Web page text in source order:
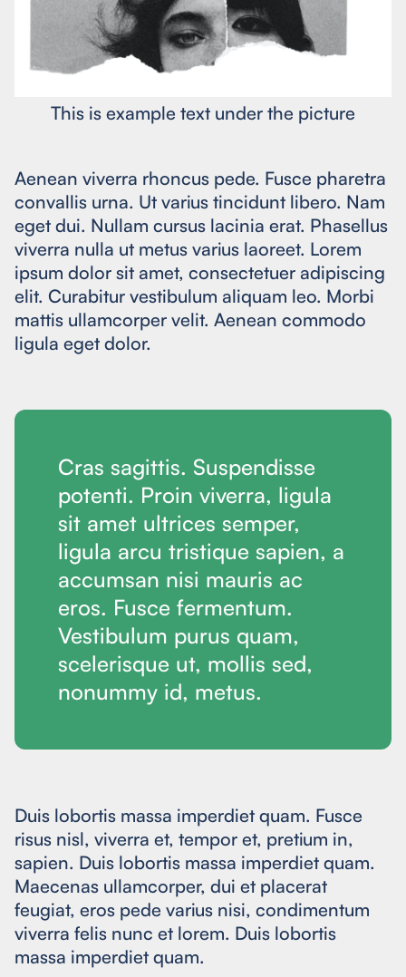
This is example text under the picture
Aenean viverra rhoncus pede. Fusce pharetra
convallis urna. Ut varius tincidunt libero. Nam
eget dui. Nullam cursus lacinia erat. Phasellus
viverra nulla ut metus varius laoreet. Lorem
ipsum dolor sit amet, consectetuer adipiscing
elit. Curabitur vestibulum aliquam leo. Morbi
mattis ullamcorper velit. Aenean commodo
ligula eget dolor.
Cras sagittis. Suspendisse
potenti. Proin viverra, ligula
sit amet ultrices semper,
ligula arcu tristique sapien, a
accumsan nisi mauris ac
eros. Fusce fermentum.
Vestibulum purus quam,
scelerisque ut, mollis sed,
nonummy id, metus.
Duis lobortis massa imperdiet quam. Fusce
risus nisl, viverra et, tempor et, pretium in,
sapien. Duis lobortis massa imperdiet quam.
Maecenas ullamcorper, dui et placerat
feugiat, eros pede varius nisi, condimentum
viverra felis nunc et lorem. Duis lobortis
massa imperdiet quam.